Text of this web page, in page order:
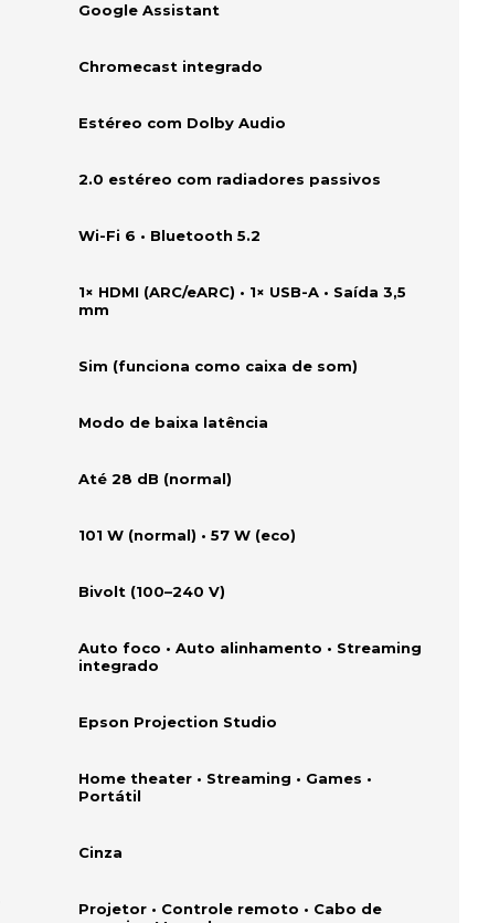
Google Assistant
Chromecast integrado
Estéreo com Dolby Audio
2.0 estéreo com radiadores passivos
Wi-Fi 6 • Bluetooth 5.2
1× HDMI (ARC/eARC) • 1× USB-A • Saída 3,5
mm
Sim (funciona como caixa de som)
Modo de baixa latência
Até 28 dB (normal)
101 W (normal) • 57 W (eco)
Bivolt (100–240 V)
Auto foco • Auto alinhamento • Streaming
integrado
Epson Projection Studio
Home theater • Streaming • Games •
Portátil
Cinza
Projetor • Controle remoto • Cabo de